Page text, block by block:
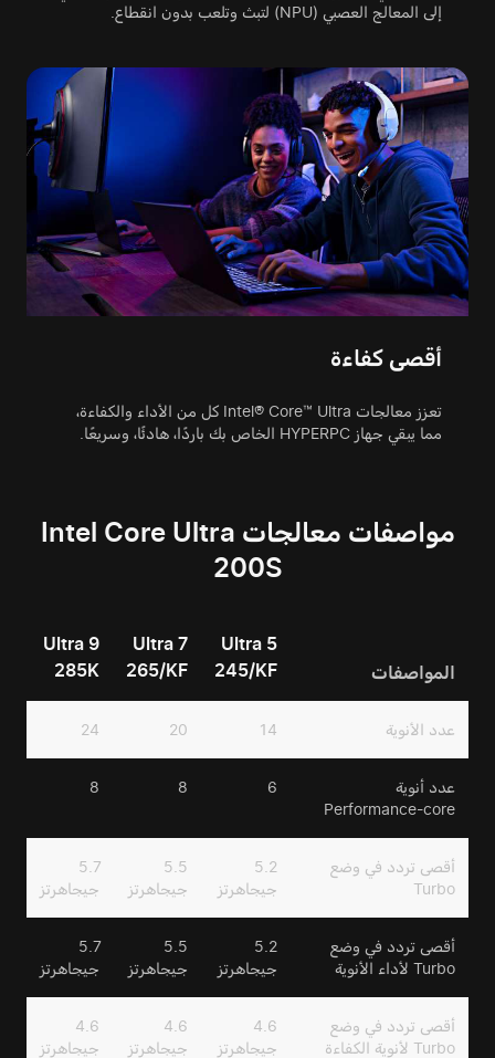
إلى المعالج العصبي (NPU) لتبث وتلعب بدون انقطاع.
أقصى كفاءة
تعزز معالجات Intel® Core™ Ultra كل من الأداء والكفاءة،
مما يبقي جهاز HYPERPC الخاص بك باردًا، هادئًا، وسريعًا.
مواصفات معالجات Intel Core Ultra
200S
المواصفات
Ultra 5
245/KF
Ultra 7
265/KF
Ultra 9
285K
عدد الأنوية 14
20
24
عدد أنوية
Performance-core
6
8
8
أقصى تردد في وضع
Turbo
5.2
جيجاهرتز
5.5
جيجاهرتز
5.7
جيجاهرتز
أقصى تردد في وضع
Turbo لأداء الأنوية
5.2
جيجاهرتز
5.5
جيجاهرتز
5.7
جيجاهرتز
أقصى تردد في وضع
Turbo لأنوية الكفاءة
4.6
جيجاهرتز
4.6
جيجاهرتز
4.6
جيجاهرتز